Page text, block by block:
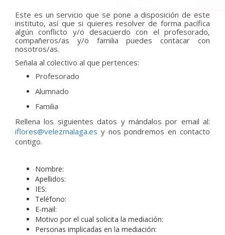
Este es un servicio que se pone a disposición de este
instituto, así que si quieres resolver de forma pacífica
algún conflicto y/o desacuerdo con el profesorado,
compañeros/as y/o familia puedes contacar con
nosotros/as.
Señala al colectivo al que pertences:
Profesorado
Alumnado
Familia
Rellena los siguientes datos y mándalos por email al:
iflores@velezmalaga.es y nos pondremos en contacto
contigo.
Nombre:
Apellidos:
IES:
Teléfono:
E-mail:
Motivo por el cual solicita la mediación:
Personas implicadas en la mediación: